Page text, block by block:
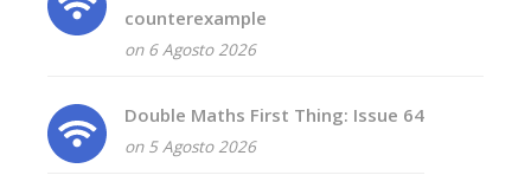
counterexample
on 6 Agosto 2026
Double Maths First Thing: Issue 64
on 5 Agosto 2026